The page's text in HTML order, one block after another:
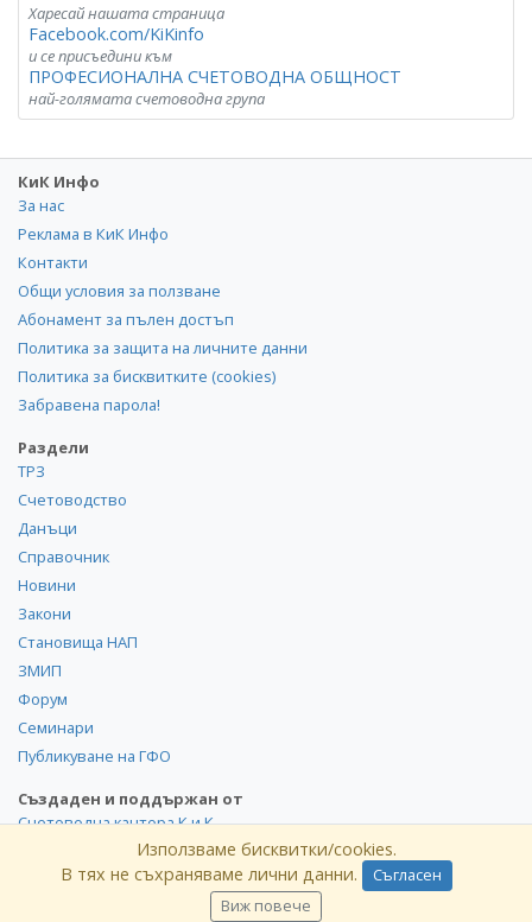
Харесай нашата страница
Facebook.com/KiKinfo
и се присъедини към
ПРОФЕСИОНАЛНА СЧЕТОВОДНА ОБЩНОСТ
най-голямата счетоводна група
КиК Инфо
За нас
Реклама в КиК Инфо
Контакти
Общи условия за ползване
Абонамент за пълен достъп
Политика за защита на личните данни
Политика за бисквитките (cookies)
Забравена парола!
Раздели
ТРЗ
Счетоводство
Данъци
Справочник
Новини
Закони
Становища НАП
ЗМИП
Форум
Семинари
Публикуване на ГФО
Създаден и поддържан от
Счетоводна кантора К и К
.info
2008-2026 Всички права запазени. Използването и
публикуването на част или цялото съдържание на сайта
без разрешение от КиK.БГ е забранено.
Използваме бисквитки/cookies.
В тях не съхраняваме лични данни.
Съгласен
Виж повече